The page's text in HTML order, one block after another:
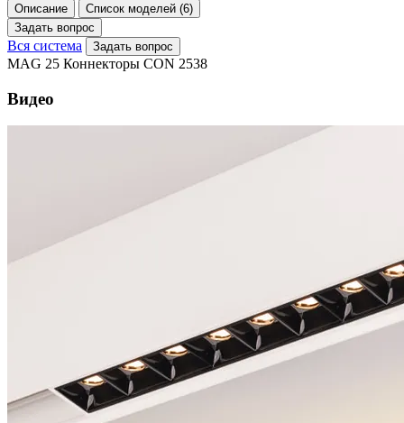
Описание
Список моделей (6)
Задать вопрос
Вся система Задать вопрос
MAG 25 Коннекторы CON 2538
Видео